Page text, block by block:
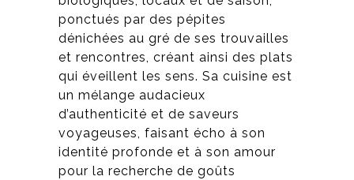
ponctués par des pépites
dénichées au gré de ses trouvailles
et rencontres, créant ainsi des plats
qui éveillent les sens. Sa cuisine est
un mélange audacieux
d’authenticité et de saveurs
voyageuses, faisant écho à son
identité profonde et à son amour
pour la recherche de goûts